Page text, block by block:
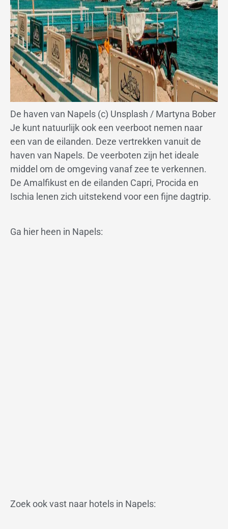
De haven van Napels (c) Unsplash / Martyna Bober
Je kunt natuurlijk ook een veerboot nemen naar
een van de eilanden. Deze vertrekken vanuit de
haven van Napels. De veerboten zijn het ideale
middel om de omgeving vanaf zee te verkennen.
De Amalfikust en de eilanden Capri, Procida en
Ischia lenen zich uitstekend voor een fijne dagtrip.
Ga hier heen in Napels:
Zoek ook vast naar hotels in Napels: